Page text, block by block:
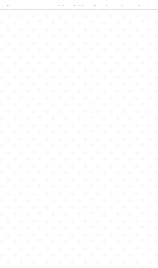
提早入學鑑定初選通